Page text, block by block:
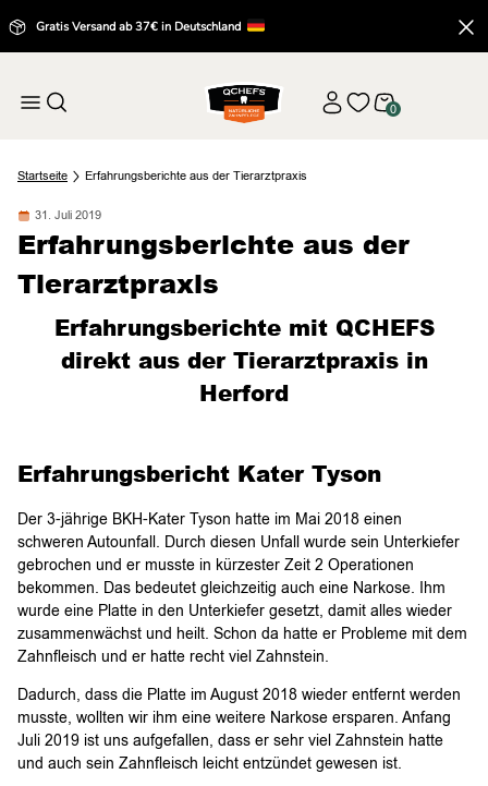
Gratis Versand ab 37€ in Deutschland
0
Startseite Erfahrungsberichte aus der Tierarztpraxis
31. Juli 2019
Erfahrungsberichte aus der
Tierarztpraxis
Erfahrungsberichte mit QCHEFS
direkt aus der Tierarztpraxis in
Herford
Erfahrungsbericht Kater Tyson
Der 3-jährige BKH-Kater Tyson hatte im Mai 2018 einen
schweren Autounfall. Durch diesen Unfall wurde sein Unterkiefer
gebrochen und er musste in kürzester Zeit 2 Operationen
bekommen. Das bedeutet gleichzeitig auch eine Narkose. Ihm
wurde eine Platte in den Unterkiefer gesetzt, damit alles wieder
zusammenwächst und heilt. Schon da hatte er Probleme mit dem
Zahnfleisch und er hatte recht viel Zahnstein.
Dadurch, dass die Platte im August 2018 wieder entfernt werden
musste, wollten wir ihm eine weitere Narkose ersparen. Anfang
Juli 2019 ist uns aufgefallen, dass er sehr viel Zahnstein hatte
und auch sein Zahnfleisch leicht entzündet gewesen ist.